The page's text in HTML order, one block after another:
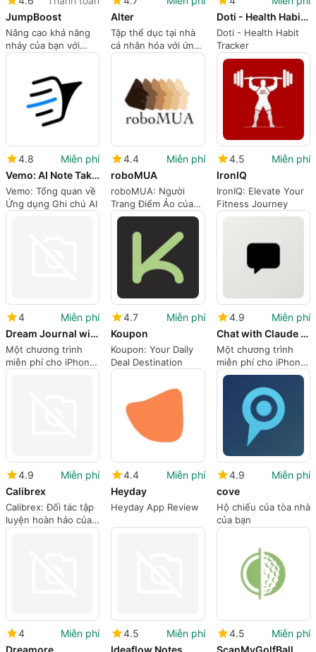
JumpBoost
Nâng cao khả năng
nhảy của bạn với
JumpBoost
Alter
Tập thể dục tại nhà
cá nhân hóa với ứng
dụng Alter
Doti - Health Habit Tracker
Doti - Health Habit
Tracker
4.8
Miễn phí
Vemo: AI Note Taker
Vemo: Tổng quan về
Ứng dụng Ghi chú AI
4.4
Miễn phí
roboMUA
roboMUA: Người
Trang Điểm Ảo của
Bạn
4.5
Miễn phí
IronIQ
IronIQ: Elevate Your
Fitness Journey
4
Miễn phí
Dream Journal with AI
Một chương trình
miễn phí cho iPhone,
được phát triển bởi
4.7
Miễn phí
Koupon
Koupon: Your Daily
Deal Destination
4.9
Miễn phí
Chat with Claude AI - Chatbot
Một chương trình
miễn phí cho iPhone,
được phát triển bởi
Sozzled LLC.
4.9
Miễn phí
Calibrex
Calibrex: Đối tác tập
luyện hoàn hảo của
bạn
4.4
Miễn phí
Heyday
Heyday App Review
4.9
Miễn phí
cove
Hộ chiếu của tòa nhà
của bạn
4
Miễn phí
Dreamore
4.5
Miễn phí
Ideaflow Notes
4.5
Miễn phí
ScanMyGolfBall